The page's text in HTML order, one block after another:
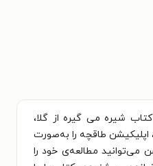
کتاب شیره می گیره از گلا،
اپلیکیشن طاقچه را به‌صورت
می‌توانید مطالعه‌ی خود را